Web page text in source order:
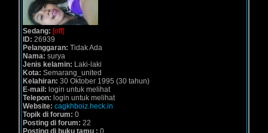
Sedang: [off]
ID: 26939
Pelanggaran: Tidak Ada
Nama: surya
Jenis kelamin: Laki-laki
Kota: Semarang_united
Kelahiran: 30 Oktober 1995 (30 tahun)
E-mail: login untuk melihat
Telepon: login untuk melihat
Website: cagkhboiz.heck.in
Topik di forum: 0
Posting di forum: 22
Posting di buku tamu : 0